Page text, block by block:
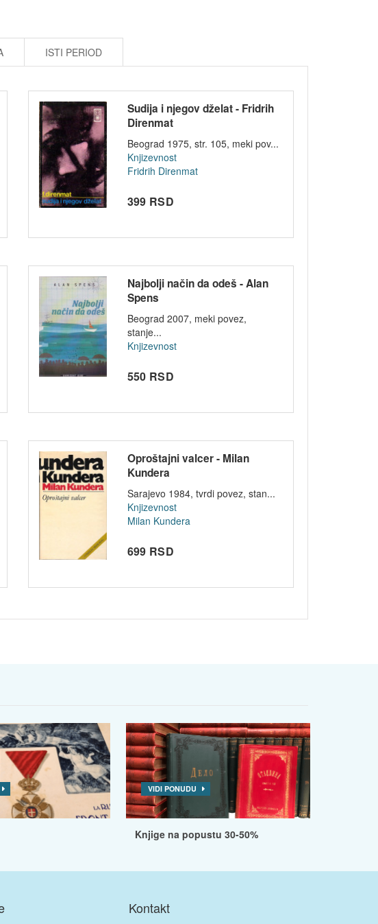
ISTI PERIOD
Sudija i njegov dželat - Fridrih
Direnmat
Beograd 1975, str. 105, meki pov...
Knjizevnost
Fridrih Direnmat
399 RSD
Najbolji način da odeš - Alan
Spens
Beograd 2007, meki povez,
stanje...
Knjizevnost
550 RSD
Oproštajni valcer - Milan
Kundera
Sarajevo 1984, tvrdi povez, stan...
Knjizevnost
Milan Kundera
699 RSD
VIDI PONUDU
Knjige na popustu 30-50%
Kontakt